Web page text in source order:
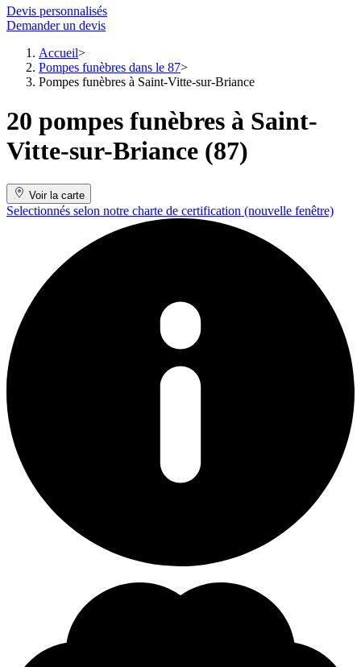
Devis personnalisés
Demander un devis
Accueil
Pompes funèbres dans le 87
Pompes funèbres à Saint-Vitte-sur-Briance
20 pompes funèbres à Saint-
Vitte-sur-Briance (87)
Voir la carte
Selectionnés selon notre charte de certification (nouvelle fenêtre)